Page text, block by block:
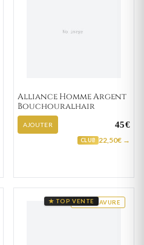
Alliance Homme Argent
Bouchouralhair
AJOUTER 45€
CLUB 22,50€ →
GRAVURE
★ TOP VENTE